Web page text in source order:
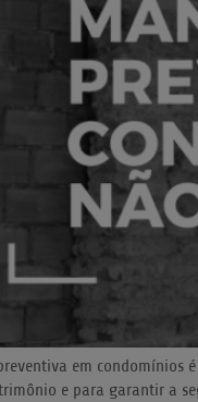
em condomínios
e para garantir a